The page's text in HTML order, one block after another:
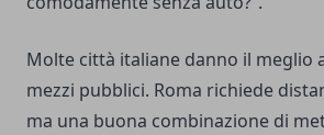
Molte città italiane danno il meglio
mezzi pubblici. Roma richiede
ma una buona combinazione di